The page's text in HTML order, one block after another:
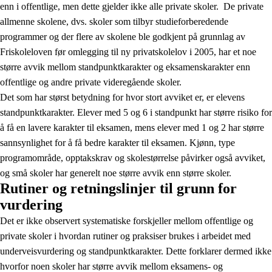
enn i offentlige, men dette gjelder ikke alle private skoler. De private
allmenne skolene, dvs. skoler som tilbyr studieforberedende
programmer og der flere av skolene ble godkjent på grunnlag av
Friskoleloven før omlegging til ny privatskolelov i 2005, har et noe
større avvik mellom standpunktkarakter og eksamenskarakter enn
offentlige og andre private videregående skoler.
Det som har størst betydning for hvor stort avviket er, er elevens
standpunktkarakter. Elever med 5 og 6 i standpunkt har større risiko for
å få en lavere karakter til eksamen, mens elever med 1 og 2 har større
sannsynlighet for å få bedre karakter til eksamen. Kjønn, type
programområde, opptakskrav og skolestørrelse påvirker også avviket,
og små skoler har generelt noe større avvik enn større skoler.
Rutiner og retningslinjer til grunn for
vurdering
Det er ikke observert systematiske forskjeller mellom offentlige og
private skoler i hvordan rutiner og praksiser brukes i arbeidet med
underveisvurdering og standpunktkarakter. Dette forklarer dermed ikke
hvorfor noen skoler har større avvik mellom eksamens- og